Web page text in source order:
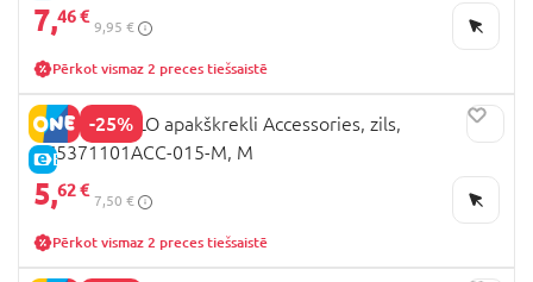
7,46 €
9,95 €
Pērkot vismaz 2 preces tiešsaistē
-25%
E-CENA
COCCODRILLO apakškrekli Accessories, zils,
ZC5371101ACC-015-M, M
5,62 €
7,50 €
Pērkot vismaz 2 preces tiešsaistē